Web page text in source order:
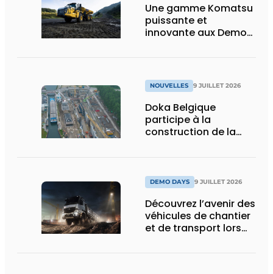
Une gamme Komatsu
puissante et
innovante aux Demo
NOUVELLES 9 JUILLET 2026
Doka Belgique
participe à la
construction de la
DEMO DAYS 9 JUILLET 2026
Découvrez l’avenir des
véhicules de chantier
et de transport lors